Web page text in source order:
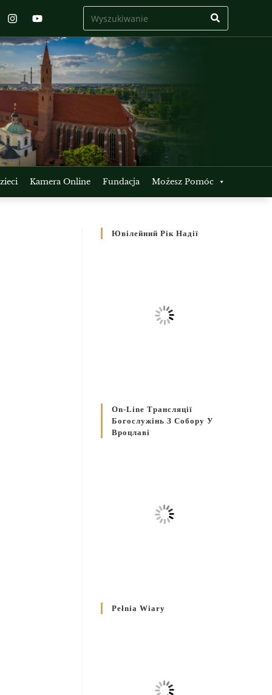
Kamera Online Fundacja Możesz Pomóc
Ювілейний Рік Надії
On-Line Трансляції
Богослужінь З Собору У
Вроцлаві
Pełnia Wiary